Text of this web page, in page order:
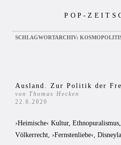
POP-
SCHLAGWORTARCHIV:
Ausland. Zur Politik der
von Thomas Hecken
22.6.2020
›Heimische‹ Kultur,
Völkerrecht, ›Fernstenliebe‹,